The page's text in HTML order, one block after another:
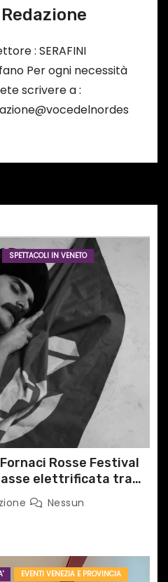
Redazione
: SERAFINI
Per ogni necessità
scrivere a :
SPETTACOLI IN VENETO
Rosse Festival
elettrificata tra
Nessun
EVENTI VENEZIA E PROVINCIA